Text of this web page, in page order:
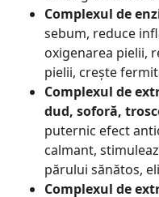
Complexul de
sebum, reduce
oxigenarea pielii,
pielii, crește
Complexul de
dud, soforă,
puternic efect
calmant,
părului sănătos,
Complexul de